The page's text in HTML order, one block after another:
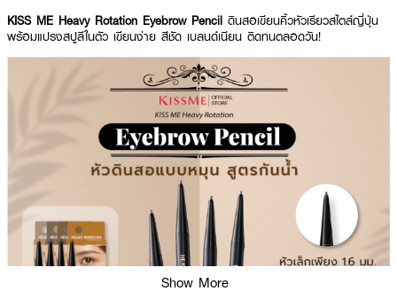
KISS ME Heavy Rotation Eyebrow Pencil ดินสอเขียนคิ้วหัวเรียวสไตล์ญี่ปุ่น
พร้อมแปรงสปูลีในตัว เขียนง่าย สีชัด เบลนด์เนียน ติดทนตลอดวัน!
Show More